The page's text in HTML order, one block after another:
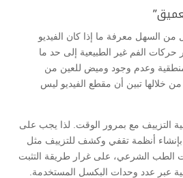
من السهل معرفة ما إذا كان الفيديو
حركات الفم غير الطبيعية إلى حد ما
وعدم وجود وميض للعين من
خلالها تبين أن مقطع الفيديو ليس
التزييف مع بمرور الوقت. لذا يجب على
بإنشاء أنظمة تقفي وكشف للتزييف مثل
الطب الشرعي، على غرار طريقة التثبت
عبر عدد وحدات البكسل المستخدمة.